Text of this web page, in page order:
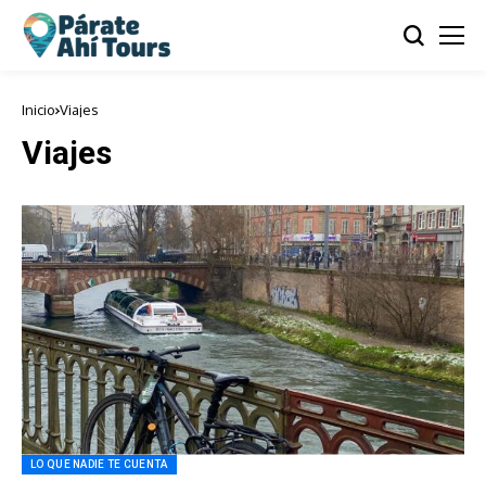
Inicio Viajes
Viajes
LO QUE NADIE TE CUENTA